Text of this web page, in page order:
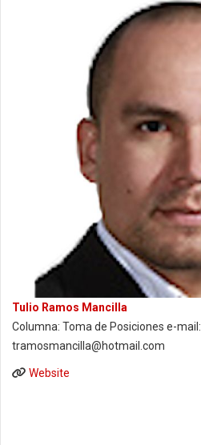
Tulio Ramos Mancilla
Columna: Toma de Posiciones e-mail:
tramosmancilla@hotmail.com
Website